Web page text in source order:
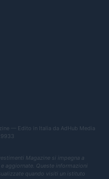
— Edito in Italia da AdHub Media
Magazine si impegna a
aggiornate. Queste informazioni
quando visiti un istituto